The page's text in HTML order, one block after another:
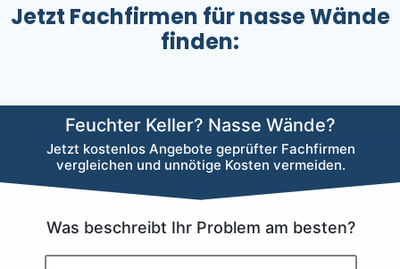
Jetzt Fachfirmen für nasse Wände
finden: